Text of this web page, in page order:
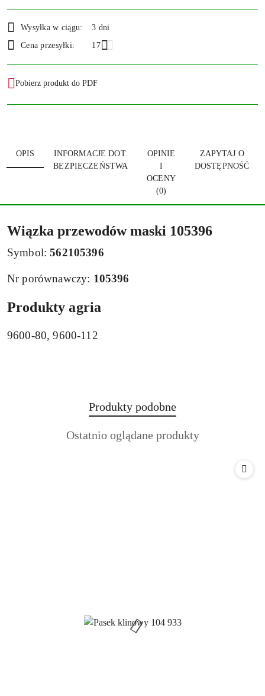
i
dostawa
Wysyłka w ciągu:
3 dni
Cena przesyłki:
17
Pobierz produkt do PDF
OPIS
INFORMACJE DOT.
BEZPIECZEŃSTWA
OPINIE
I
OCENY
(0)
ZAPYTAJ O
DOSTĘPNOŚĆ
Wiązka przewodów maski 105396
Symbol:562105396
Nr porównawczy: 105396
Produkty agria
9600-80, 9600-112
Pomiń karuzelę produktów
Produkty
o
statusie:
Produkty podobne
Produkty
Ostatnio oglądane produkty